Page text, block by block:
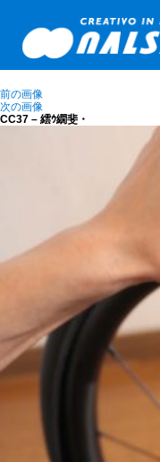
前の画像
次の画像
CC37 – 繧ｳ繝斐・